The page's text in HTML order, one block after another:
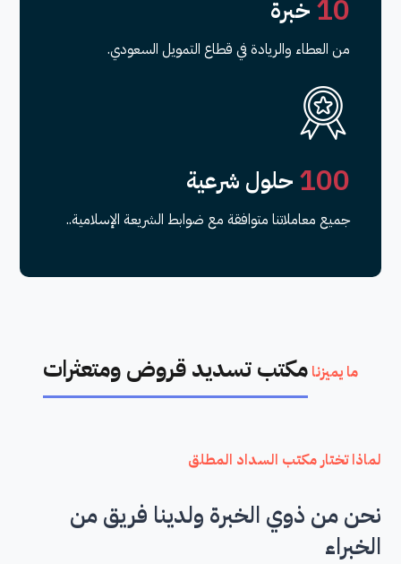
10 خبرة
من العطاء والريادة في قطاع التمويل السعودي.
100 حلول شرعية
جميع معاملاتنا متوافقة مع ضوابط الشريعة الإسلامية..
ما يميزنا مكتب تسديد قروض ومتعثرات
لماذا تختار مكتب السداد المطلق
نحن من ذوي الخبرة ولدينا فريق من
الخبراء